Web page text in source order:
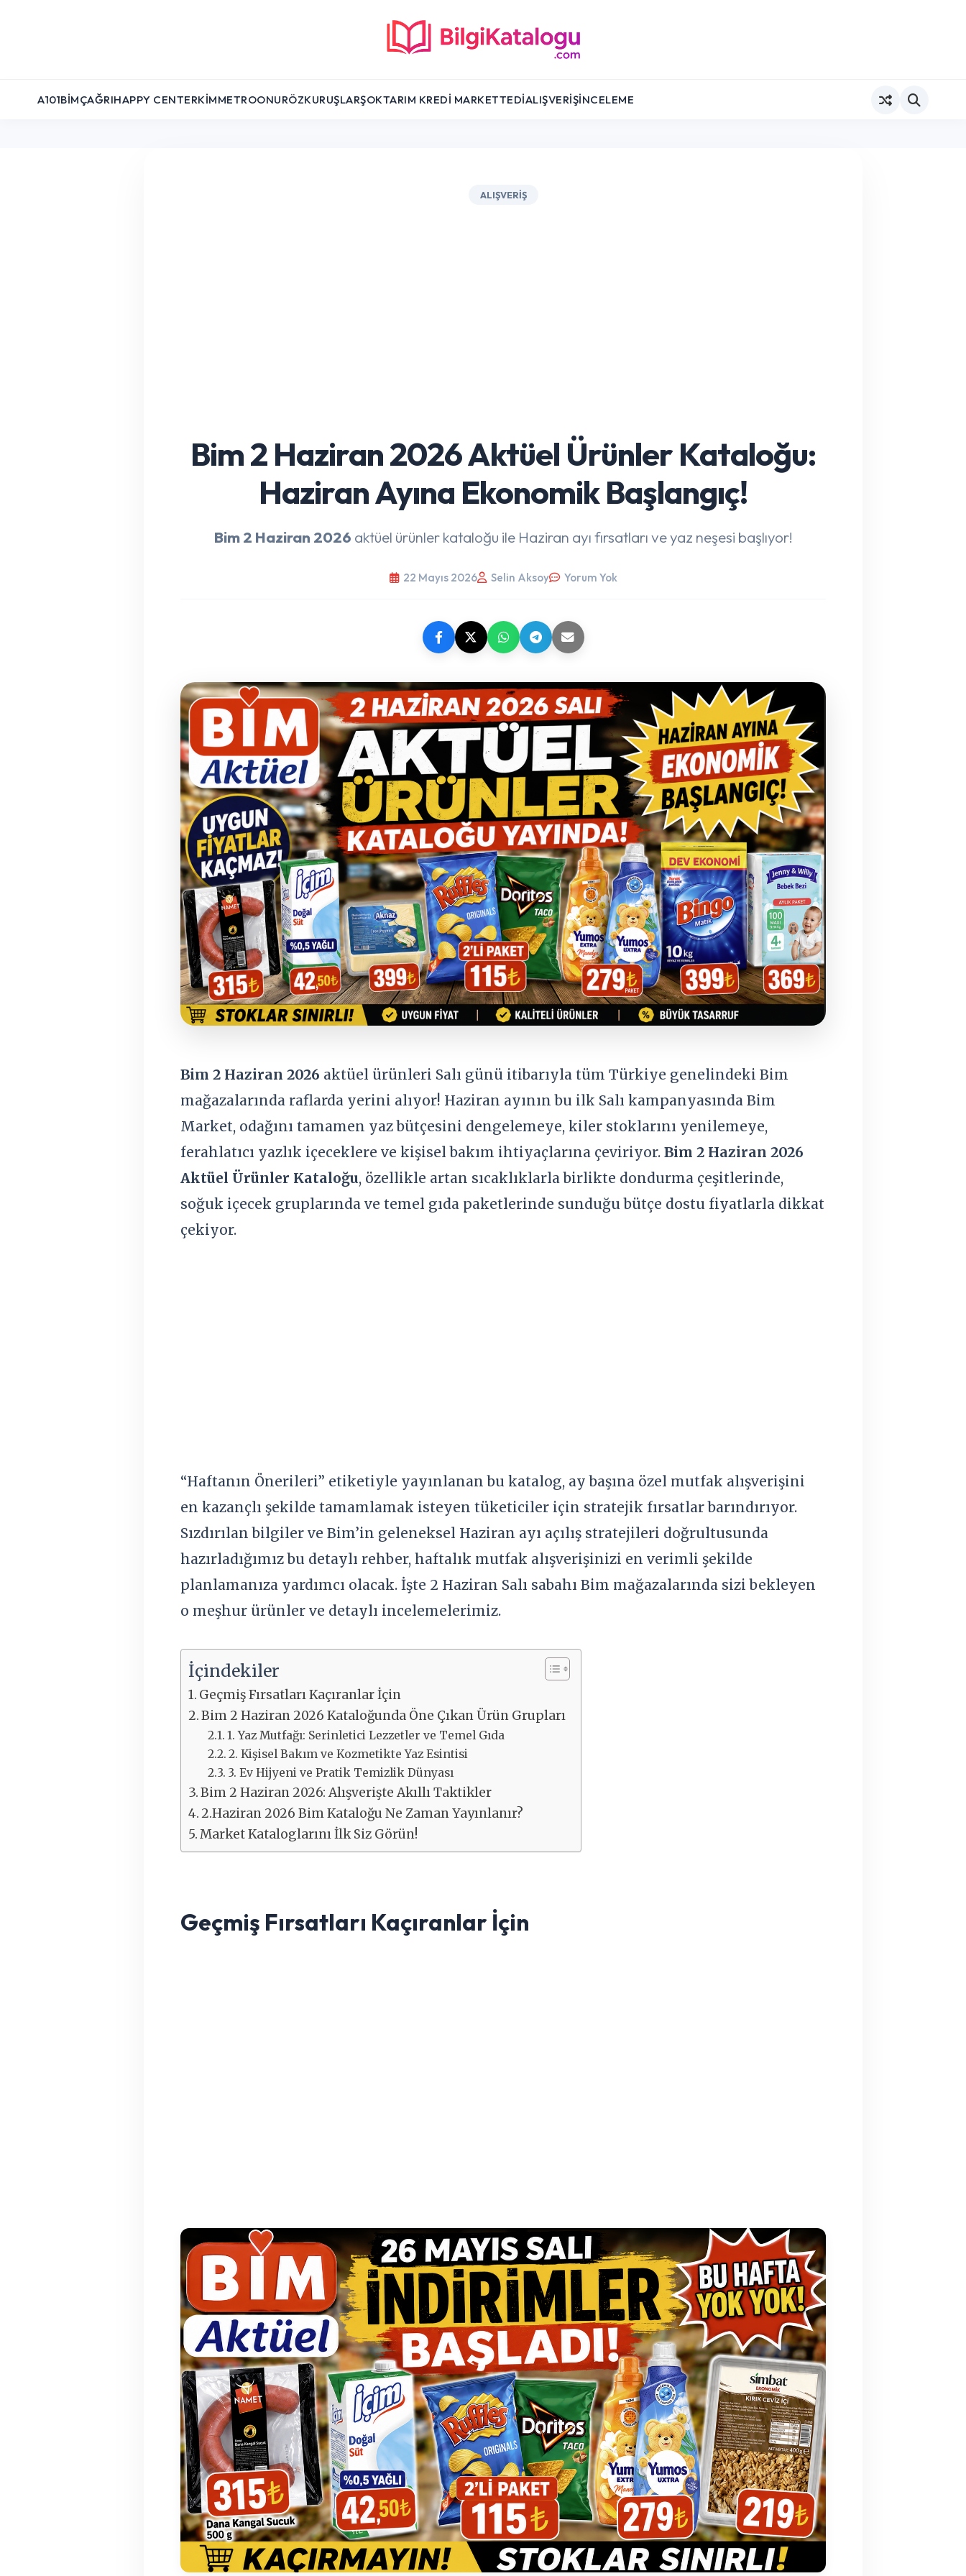
A101BIMÇAĞRIHAPPY CENTERKIMMETROONURÖZKURUŞLARŞOKTARIM KREDI MARKETTEDIALIŞVERIŞİNCELEME
ALIŞVERIŞ
Bim 2 Haziran 2026 Aktüel Ürünler Kataloğu:
Haziran Ayına Ekonomik Başlangıç!
Bim 2 Haziran 2026 aktüel ürünler kataloğu ile Haziran ayı fırsatları ve yaz neşesi başlıyor!
22 Mayıs 2026 Selin Aksoy Yorum Yok
Bim 2 Haziran 2026 aktüel ürünleri Salı günü itibarıyla tüm Türkiye genelindeki Bim
mağazalarında raflarda yerini alıyor! Haziran ayının bu ilk Salı kampanyasında Bim
Market, odağını tamamen yaz bütçesini dengelemeye, kiler stoklarını yenilemeye,
ferahlatıcı yazlık içeceklere ve kişisel bakım ihtiyaçlarına çeviriyor. Bim 2 Haziran 2026
Aktüel Ürünler Kataloğu, özellikle artan sıcaklıklarla birlikte dondurma çeşitlerinde,
soğuk içecek gruplarında ve temel gıda paketlerinde sunduğu bütçe dostu fiyatlarla dikkat
çekiyor.
“Haftanın Önerileri” etiketiyle yayınlanan bu katalog, ay başına özel mutfak alışverişini
en kazançlı şekilde tamamlamak isteyen tüketiciler için stratejik fırsatlar barındırıyor.
Sızdırılan bilgiler ve Bim’in geleneksel Haziran ayı açılış stratejileri doğrultusunda
hazırladığımız bu detaylı rehber, haftalık mutfak alışverişinizi en verimli şekilde
planlamanıza yardımcı olacak. İşte 2 Haziran Salı sabahı Bim mağazalarında sizi bekleyen
o meşhur ürünler ve detaylı incelemelerimiz.
İçindekiler
Geçmiş Fırsatları Kaçıranlar İçin
Bim 2 Haziran 2026 Kataloğunda Öne Çıkan Ürün Grupları
1. Yaz Mutfağı: Serinletici Lezzetler ve Temel Gıda
2. Kişisel Bakım ve Kozmetikte Yaz Esintisi
3. Ev Hijyeni ve Pratik Temizlik Dünyası
Bim 2 Haziran 2026: Alışverişte Akıllı Taktikler
2.Haziran 2026 Bim Kataloğu Ne Zaman Yayınlanır?
Market Kataloglarını İlk Siz Görün!
Geçmiş Fırsatları Kaçıranlar İçin